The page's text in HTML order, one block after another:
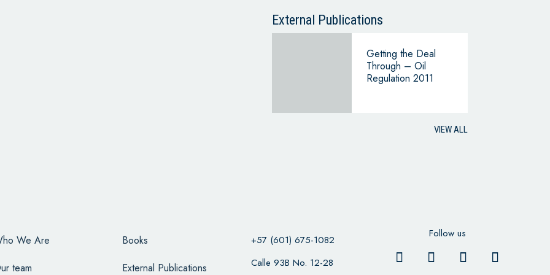
BUSINESS
External Publications
Getting the Deal
Through – Oil
Regulation 2011
VIEW ALL
We Are
team
Books
External Publications
+57 (601) 675-1082
Calle 93B No. 12-28
Follow us